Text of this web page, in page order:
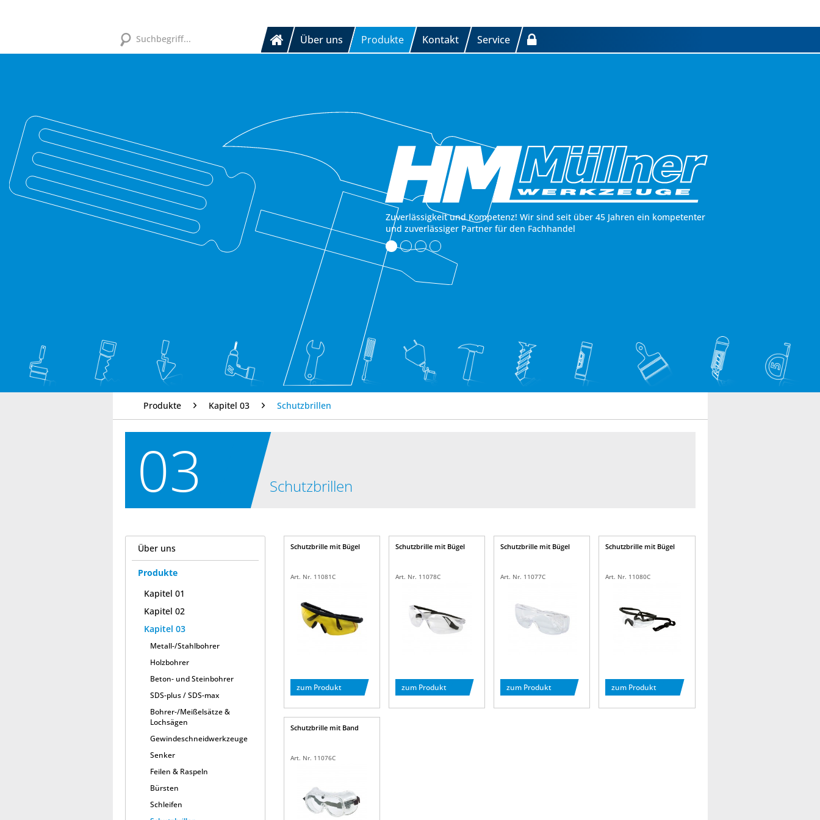
Über uns Produkte Kontakt Service
Zuverlässigkeit und Kompetenz! Wir sind seit über 45 Jahren ein kompetenter
und zuverlässiger Partner für den Fachhandel
Produkte Kapitel 03 Schutzbrillen
03 Schutzbrillen
Über uns
Produkte
Kapitel 01
Kapitel 02
Kapitel 03
Metall-/Stahlbohrer
Holzbohrer
Beton- und Steinbohrer
SDS-plus / SDS-max
Bohrer-/Meißelsätze &
Lochsägen
Gewindeschneidwerkzeuge
Senker
Feilen & Raspeln
Bürsten
Schleifen
Schutzbrille mit Bügel
Art. Nr. 11081C
zum Produkt
Schutzbrille mit Bügel
Art. Nr. 11078C
zum Produkt
Schutzbrille mit Bügel
Art. Nr. 11077C
zum Produkt
Schutzbrille mit Bügel
Art. Nr. 11080C
zum Produkt
Schutzbrille mit Band
Art. Nr. 11076C